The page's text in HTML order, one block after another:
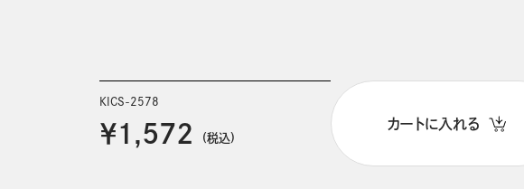
KICS-2578
￥1,572 (税込)
カートに入れる